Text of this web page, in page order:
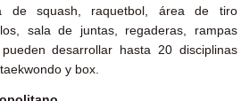
de squash, raquetbol, área de tiro
sala de juntas, regaderas, rampas
desarrollar hasta 20 disciplinas
y box.